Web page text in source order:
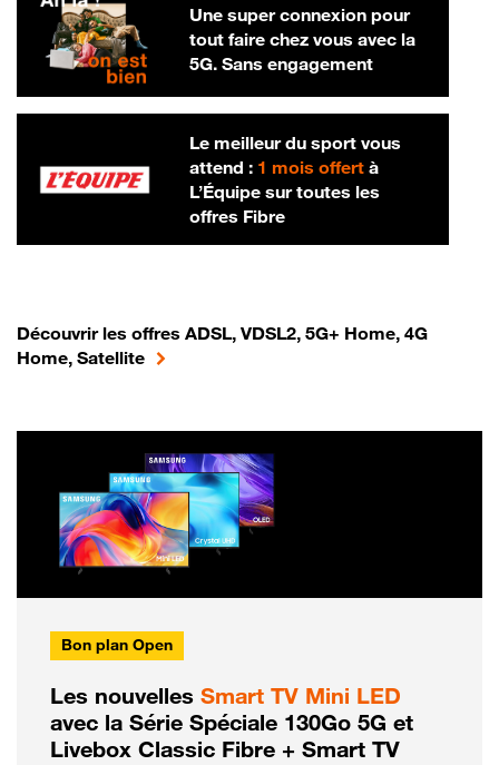
Une super connexion pour
tout faire chez vous avec la
5G. Sans engagement
Le meilleur du sport vous
attend : 1 mois offertà
L’Équipe sur toutes les
offres Fibre
Découvrir les offres ADSL, VDSL2, 5G+ Home, 4G
Home, Satellite
Bon plan Open
Les nouvelles Smart TV Mini LED
avec la Série Spéciale 130Go 5G et
Livebox Classic Fibre + Smart TV